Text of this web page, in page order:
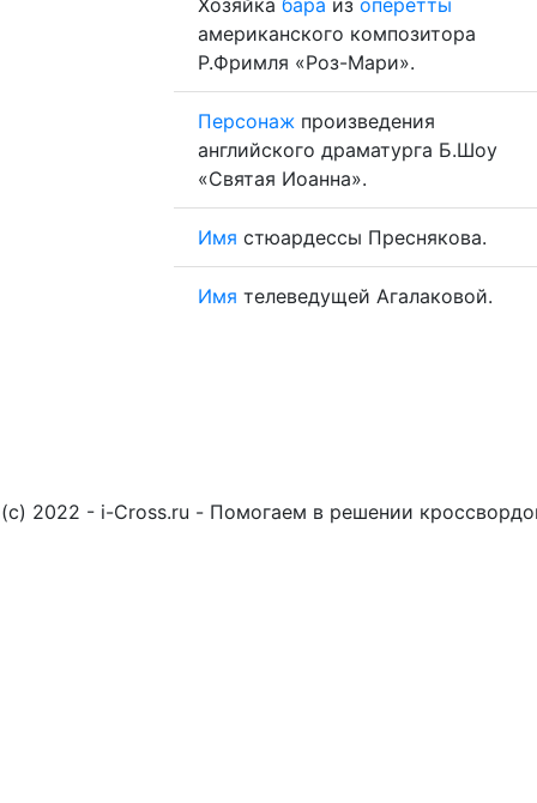
американского композитора
Р.Фримля «Роз-Мари».
Персонаж произведения
английского драматурга Б.Шоу
«Святая Иоанна».
Имя стюардессы Преснякова.
Имя телеведущей Агалаковой.
(c) 2022 - i-Cross.ru - Помогаем в решении